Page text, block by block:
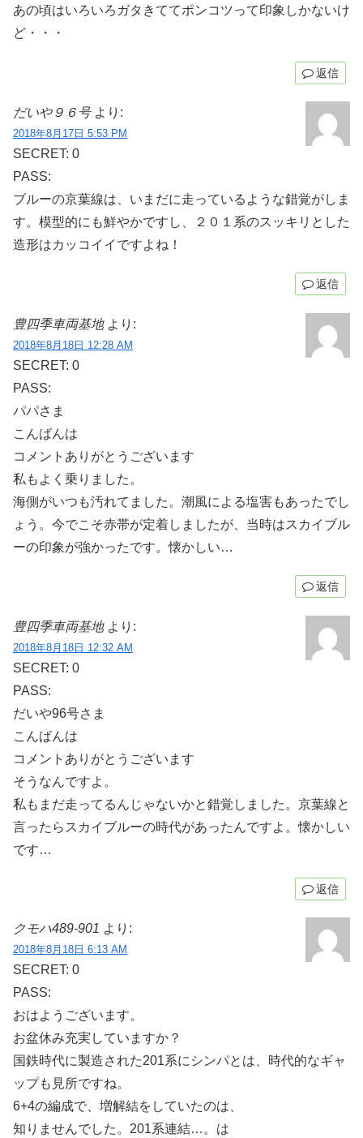
あの頃はいろいろガタきててポンコツって印象しかないけ
ど・・・
返信
だいや９６号 より:
2018年8月17日 5:53 PM
SECRET: 0
PASS:
ブルーの京葉線は、いまだに走っているような錯覚がしま
す。模型的にも鮮やかですし、２０１系のスッキリとした
造形はカッコイイですよね！
返信
豊四季車両基地 より:
2018年8月18日 12:28 AM
SECRET: 0
PASS:
パパさま
こんばんは
コメントありがとうございます
私もよく乗りました。
海側がいつも汚れてました。潮風による塩害もあったでし
ょう。今でこそ赤帯が定着しましたが、当時はスカイブル
ーの印象が強かったです。懐かしい…
返信
豊四季車両基地 より:
2018年8月18日 12:32 AM
SECRET: 0
PASS:
だいや96号さま
こんばんは
コメントありがとうございます
そうなんですよ。
私もまだ走ってるんじゃないかと錯覚しました。京葉線と
言ったらスカイブルーの時代があったんですよ。懐かしい
です…
返信
クモハ489-901 より:
2018年8月18日 6:13 AM
SECRET: 0
PASS:
おはようございます。
お盆休み充実していますか？
国鉄時代に製造された201系にシンパとは、時代的なギャ
ップも見所ですね。
6+4の編成で、増解結をしていたのは、
知りませんでした。201系連結…。は